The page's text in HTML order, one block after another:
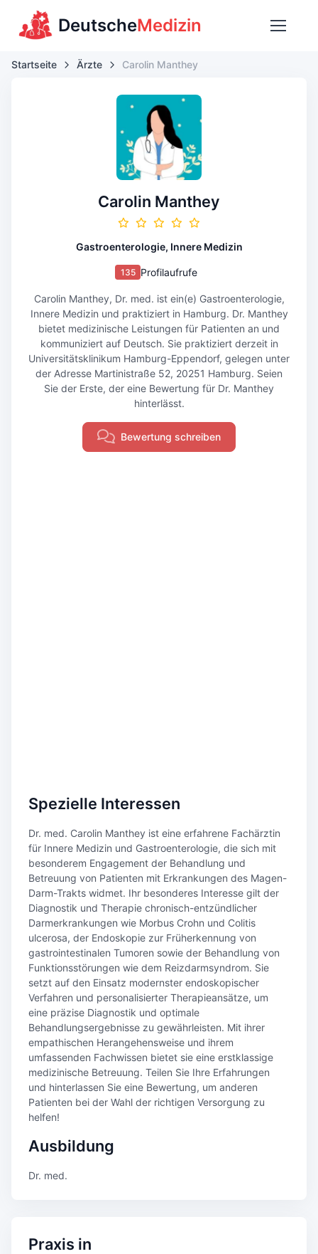
DeutscheMedizin
Startseite Ärzte Carolin Manthey
Carolin Manthey
Gastroenterologie, Innere Medizin
135 Profilaufrufe
Carolin Manthey, Dr. med. ist ein(e) Gastroenterologie,
Innere Medizin und praktiziert in Hamburg. Dr. Manthey
bietet medizinische Leistungen für Patienten an und
kommuniziert auf Deutsch. Sie praktiziert derzeit in
Universitätsklinikum Hamburg-Eppendorf, gelegen unter
der Adresse Martinistraße 52, 20251 Hamburg. Seien
Sie der Erste, der eine Bewertung für Dr. Manthey
hinterlässt.
Bewertung schreiben
Spezielle Interessen
Dr. med. Carolin Manthey ist eine erfahrene Fachärztin
für Innere Medizin und Gastroenterologie, die sich mit
besonderem Engagement der Behandlung und
Betreuung von Patienten mit Erkrankungen des Magen-
Darm-Trakts widmet. Ihr besonderes Interesse gilt der
Diagnostik und Therapie chronisch-entzündlicher
Darmerkrankungen wie Morbus Crohn und Colitis
ulcerosa, der Endoskopie zur Früherkennung von
gastrointestinalen Tumoren sowie der Behandlung von
Funktionsstörungen wie dem Reizdarmsyndrom. Sie
setzt auf den Einsatz modernster endoskopischer
Verfahren und personalisierter Therapieansätze, um
eine präzise Diagnostik und optimale
Behandlungsergebnisse zu gewährleisten. Mit ihrer
empathischen Herangehensweise und ihrem
umfassenden Fachwissen bietet sie eine erstklassige
medizinische Betreuung. Teilen Sie Ihre Erfahrungen
und hinterlassen Sie eine Bewertung, um anderen
Patienten bei der Wahl der richtigen Versorgung zu
helfen!
Ausbildung
Dr. med.
Praxis in